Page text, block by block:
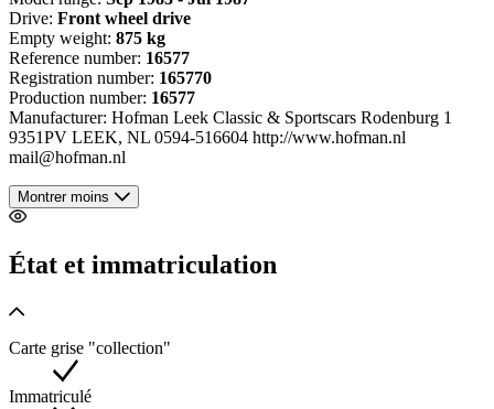
Drive: Front wheel drive
Empty weight: 875 kg
Reference number: 16577
Registration number: 165770
Production number: 16577
Manufacturer: Hofman Leek Classic & Sportscars Rodenburg 1
9351PV LEEK, NL 0594-516604 http://www.hofman.nl
mail@hofman.nl
Montrer moins
État et immatriculation
Carte grise "collection"
Immatriculé